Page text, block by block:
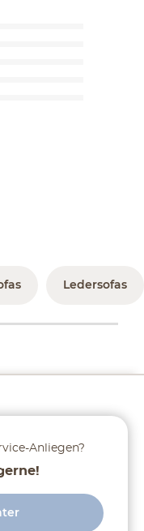
Ledersofas
Anliegen?